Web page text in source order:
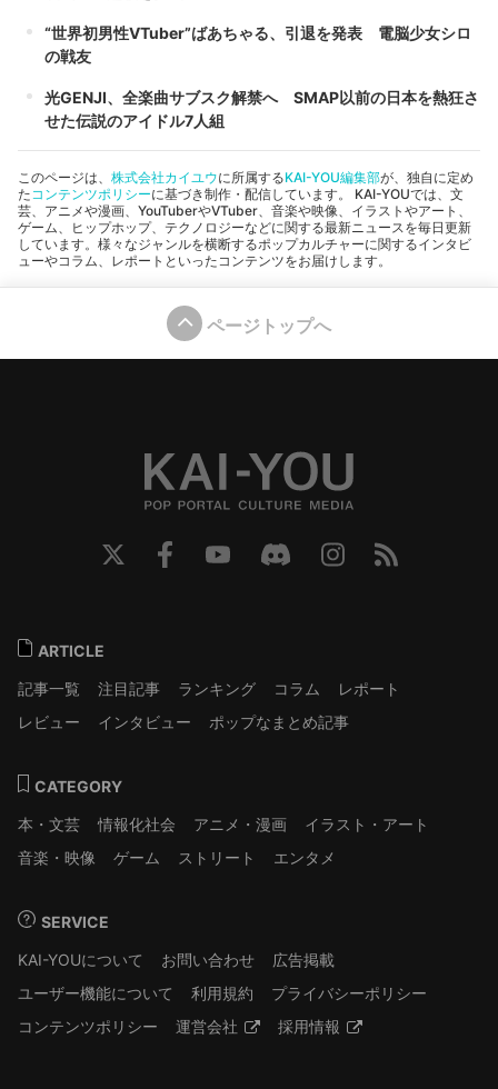
“世界初男性VTuber”ばあちゃる、引退を発表 電脳少女シロ
の戦友
光GENJI、全楽曲サブスク解禁へ SMAP以前の日本を熱狂さ
せた伝説のアイドル7人組
このページは、 株式会社カイユウに所属するKAI-YOU編集部が、独自に定め
た コンテンツポリシーに基づき制作・配信しています。 KAI-YOUでは、文
芸、アニメや漫画、YouTuberやVTuber、音楽や映像、イラストやアート、
ゲーム、ヒップホップ、テクノロジーなどに関する最新ニュースを毎日更新
しています。様々なジャンルを横断するポップカルチャーに関するインタビ
ューやコラム、レポートといったコンテンツをお届けします。
ページトップへ
ARTICLE
記事一覧
注目記事 ランキング コラム
レポート
レビュー
インタビュー ポップなまとめ記事
CATEGORY
本・文芸
情報化社会 アニメ・漫画
イラスト・アート
音楽・映像
ゲーム ストリート エンタメ
SERVICE
KAI-YOUについて
お問い合わせ
広告掲載
ユーザー機能について
利用規約
プライバシーポリシー
コンテンツポリシー
運営会社 採用情報